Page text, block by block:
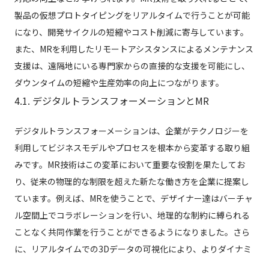
製品の仮想プロトタイピングをリアルタイムで行うことが可能
になり、開発サイクルの短縮やコスト削減に寄与しています。
また、MRを利用したリモートアシスタンスによるメンテナンス
支援は、遠隔地にいる専門家からの直接的な支援を可能にし、
ダウンタイムの短縮や生産効率の向上につながります。
4.1. デジタルトランスフォーメーションとMR
デジタルトランスフォーメーションは、企業がテクノロジーを
利用してビジネスモデルやプロセスを根本から変革する取り組
みです。MR技術はこの変革において重要な役割を果たしてお
り、従来の物理的な制限を超えた新たな働き方を企業に提案し
ています。例えば、MRを使うことで、デザイナー達はバーチャ
ル空間上でコラボレーションを行い、地理的な制約に縛られる
ことなく共同作業を行うことができるようになりました。さら
に、リアルタイムでの3Dデータの可視化により、よりダイナミ